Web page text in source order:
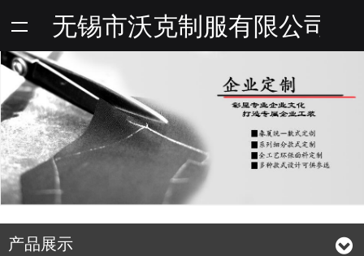
无锡市沃克制服有限公司
产品展示